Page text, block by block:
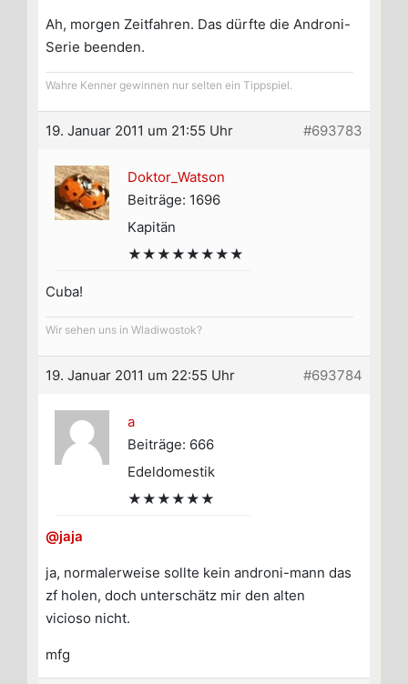
Ah, morgen Zeitfahren. Das dürfte die Androni-
Serie beenden.
Wahre Kenner gewinnen nur selten ein Tippspiel.
19. Januar 2011 um 21:55 Uhr #693783
Doktor_Watson
Beiträge: 1696
Kapitän
★★★★★★★★
Cuba!
Wir sehen uns in Wladiwostok?
19. Januar 2011 um 22:55 Uhr #693784
a
Beiträge: 666
Edeldomestik
★★★★★★
@jaja
ja, normalerweise sollte kein androni-mann das
zf holen, doch unterschätz mir den alten
vicioso nicht.
mfg